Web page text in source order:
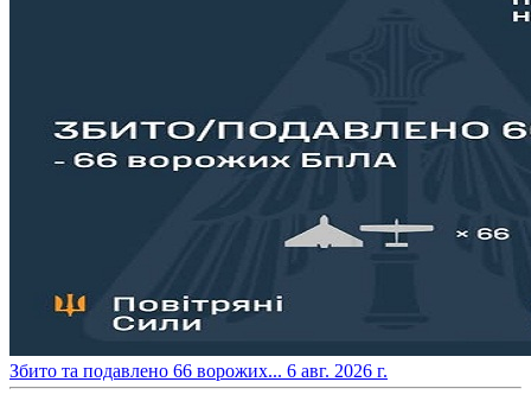
​Збито та подавлено 66 ворожих... 6 авг. 2026 г.